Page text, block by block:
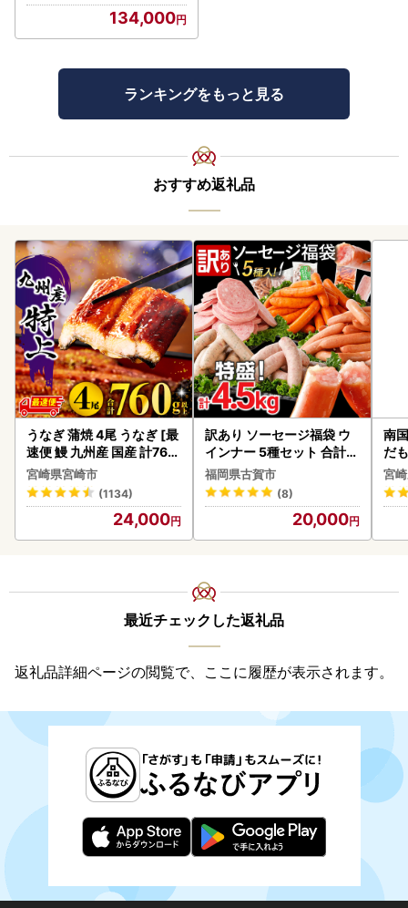
134,000
ランキングをもっと見る
おすすめ返礼品
うなぎ 蒲焼 4尾 うなぎ [最
速便 鰻 九州産 国産 計760
g以上]
宮崎県宮崎市
(1134)
24,000
訳あり ソーセージ福袋 ウ
インナー 5種セット 合計4.
5kg ソーセージ
福岡県古賀市
(8)
20,000
南
だ
ス
宮
最近チェックした返礼品
返礼品詳細ページの閲覧で、ここに履歴が表示されます。